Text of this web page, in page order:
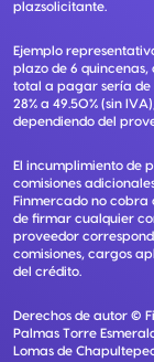
plazsolicitante.
Ejemplo
plazo de 6 quincenas,
total a pagar sería de
28% a 49.50% (sin
dependiendo del
El incumplimiento de
comisiones
Finmercado no cobra
de firmar cualquier
proveedor
comisiones, cargos
del crédito.
Derechos de autor ©
Palmas Torre
Lomas de